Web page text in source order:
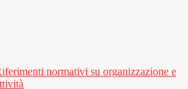
normativi su organizzazione e